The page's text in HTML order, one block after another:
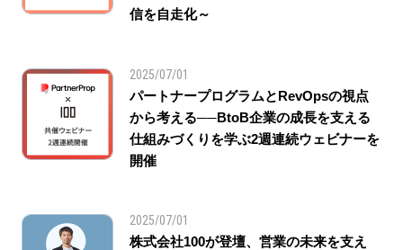
信を自走化～
2025/07/01
パートナープログラムとRevOpsの視点
から考える──BtoB企業の成長を支える
仕組みづくりを学ぶ2週連続ウェビナーを
開催
2025/07/01
株式会社100が登壇、営業の未来を支え